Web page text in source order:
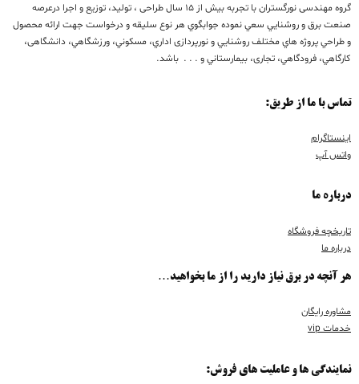
گروه مهندسی نورگستران با تجربه بيش از 15 سال طراحی ، تولید، توزیع و اجرا درعرصه
صنعت برق و روشنايي سعي نموده جوابگوي هر نوع سليقه و درخواست جهت ارائه محصول
و طراحي پروژه هاي مختلف روشنايي و نورپردازی اداري، مسكوني، ورزشگاهي، دانشگاهی،
كارگاهي، فرودگاهي، تجاری، بيمارستاني و . . . باشد.
تماس با ما از طریق:
اینستاگرام
واتس آپ
درباره ما
تاریخچه فروشگاه
درباره ما
هر آنچه در برق نیاز دارید را از ما بخواهید…
مشاوره رایگان
خدمات vip
نمایندگی ها و عاملیت های فروش: